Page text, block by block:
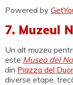
Powered by
7. Muzeul
Un alt muzeu
este Museo del
din Piazza del
diverse etape,